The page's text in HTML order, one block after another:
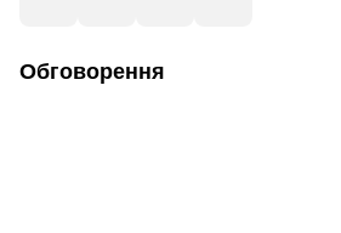
Обговорення